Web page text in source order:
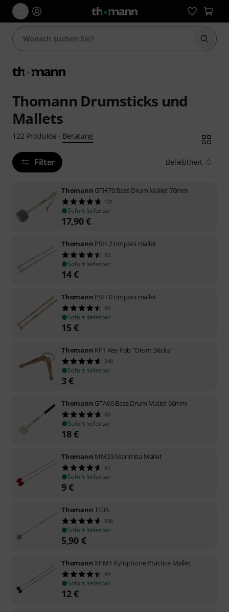
Suche
Thomann Drumsticks und
Mallets
122 Produkte · Beratung
Filter Beliebtheit
Thomann GTH70 Bass Drum Mallet 70mm
131
Sofort lieferbar
17,90€
Thomann PSH 2 timpani mallet
85
Sofort lieferbar
14€
Thomann PSH 0 timpani mallet
40
Sofort lieferbar
15€
Thomann KF1 Key Fob "Drum Sticks"
348
Sofort lieferbar
3€
Thomann GTA60 Bass Drum Mallet 60mm
86
Sofort lieferbar
18€
Thomann MM23 Marimba Mallet
41
Sofort lieferbar
9€
ThomannTS35
586
Sofort lieferbar
5,90 €
ThomannXPM1 Xylophone Practice Mallet
49
Sofort lieferbar
12€